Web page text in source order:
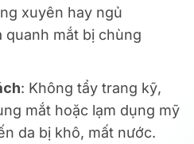
xuyên hay ngủ
quanh mắt bị chùng
: Không tẩy trang kỹ,
mắt hoặc lạm dụng mỹ
da bị khô, mất nước.